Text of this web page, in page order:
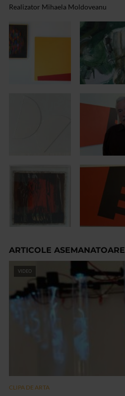
Realizator Mihaela Moldoveanu
ARTICOLE ASEMANATOARE
VIDEO
CLIPA DE ARTA